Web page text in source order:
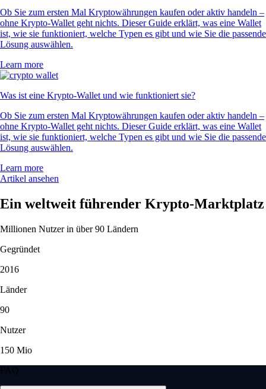
Ob Sie zum ersten Mal Kryptowährungen kaufen oder aktiv handeln –
ohne Krypto-Wallet geht nichts. Dieser Guide erklärt, was eine Wallet
ist, wie sie funktioniert, welche Typen es gibt und wie Sie die passende
Lösung auswählen.
Learn more
Was ist eine Krypto-Wallet und wie funktioniert sie?
Ob Sie zum ersten Mal Kryptowährungen kaufen oder aktiv handeln –
ohne Krypto-Wallet geht nichts. Dieser Guide erklärt, was eine Wallet
ist, wie sie funktioniert, welche Typen es gibt und wie Sie die passende
Lösung auswählen.
Learn more
Artikel ansehen
Ein weltweit führender Krypto-Marktplatz
Millionen Nutzer in über 90 Ländern
Gegründet
2016
Länder
90
Nutzer
150 Mio
FAQ